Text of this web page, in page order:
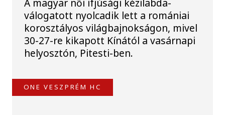
A magyar női ifjúsági kézilabda-
válogatott nyolcadik lett a romániai
korosztályos világbajnokságon, mivel
30-27-re kikapott Kínától a vasárnapi
helyosztón, Pitesti-ben.
ONE VESZPRÉM HC